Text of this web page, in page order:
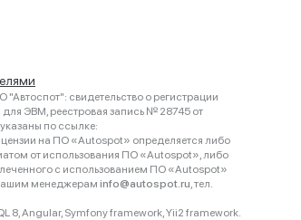
свидетельство о регистрации
ЭВМ, реестровая запись № 28745 от
по ссылке:
на ПО «Autospot» определяется либо
от использования ПО «Autospot», либо
с использованием ПО «Autospot»
нашим менеджерам info@autospot.ru, тел.
8, Angular, Symfony framework, Yii2 framework.